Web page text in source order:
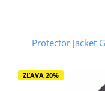
Protector jacket
ZĽAVA 20%